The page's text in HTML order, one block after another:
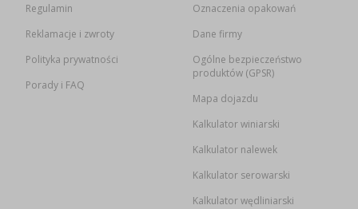
Regulamin
Reklamacje i zwroty
Polityka prywatności
Porady i FAQ
Oznaczenia opakowań
Dane firmy
Ogólne bezpieczeństwo
produktów (GPSR)
Mapa dojazdu
Kalkulator winiarski
Kalkulator nalewek
Kalkulator serowarski
Kalkulator wędliniarski